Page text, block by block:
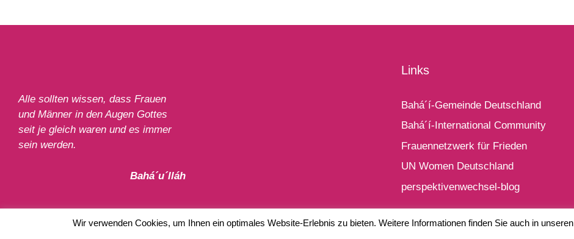
Alle sollten wissen, dass Frauen
und Männer in den Augen Gottes
seit je gleich waren und es immer
sein werden.
Bahá´u´lláh
Links
Bahá´í-Gemeinde Deutschland
Bahá´í-International Community
Frauennetzwerk für Frieden
UN Women Deutschland
perspektivenwechsel-blog
Wir verwenden Cookies, um Ihnen ein optimales Website-Erlebnis zu bieten. Weitere Informationen finden Sie auch in unseren